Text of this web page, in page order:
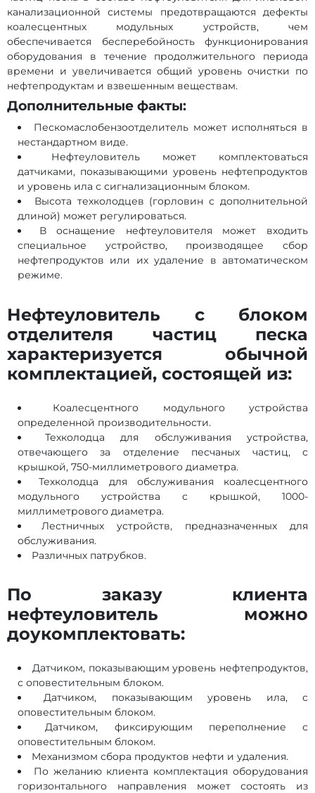
канализационной системы предотвращаются дефекты
коалесцентных модульных устройств, чем
обеспечивается бесперебойность функционирования
оборудования в течение продолжительного периода
времени и увеличивается общий уровень очистки по
нефтепродуктам и взвешенным веществам.
Дополнительные факты:
Пескомаслобензоотделитель может исполняться в
нестандартном виде.
Нефтеуловитель может комплектоваться
датчиками, показывающими уровень нефтепродуктов
и уровень ила с сигнализационным блоком.
Высота техколодцев (горловин с дополнительной
длиной) может регулироваться.
В оснащение нефтеуловителя может входить
специальное устройство, производящее сбор
нефтепродуктов или их удаление в автоматическом
режиме.
Нефтеуловитель с блоком
отделителя частиц песка
характеризуется обычной
комплектацией, состоящей из:
Коалесцентного модульного устройства
определенной производительности.
Техколодца для обслуживания устройства,
отвечающего за отделение песчаных частиц, с
крышкой, 750-миллиметрового диаметра.
Техколодца для обслуживания коалесцентного
модульного устройства с крышкой, 1000-
миллиметрового диаметра.
Лестничных устройств, предназначенных для
обслуживания.
Различных патрубков.
По заказу клиента
нефтеуловитель можно
доукомплектовать:
Датчиком, показывающим уровень нефтепродуктов,
с оповестительным блоком.
Датчиком, показывающим уровень ила, с
оповестительным блоком.
Датчиком, фиксирующим переполнение с
оповестительным блоком.
Механизмом сбора продуктов нефти и удаления.
По желанию клиента комплектация оборудования
горизонтального направления может состоять из